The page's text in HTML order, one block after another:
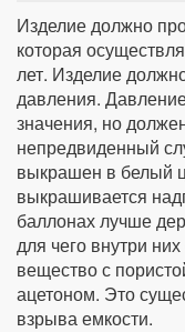
Изделие должно
которая
лет. Изделие
давления.
значения, но
непредвиденный
выкрашен в белый
выкрашивается
баллонах лучше
для чего внутри
вещество с
ацетоном. Это
взрыва емкости.